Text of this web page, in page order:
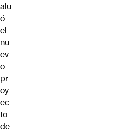
alu
ó
el
nu
ev
o
pr
oy
ec
to
de